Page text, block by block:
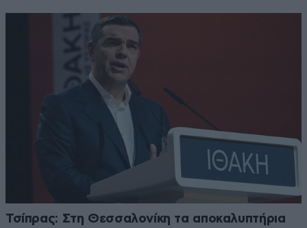
Τσίπρας: Στη Θεσσαλονίκη τα αποκαλυπτήρια